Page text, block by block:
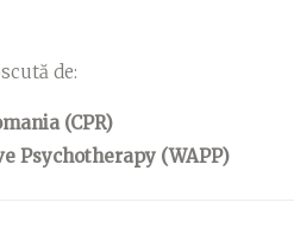
de:
(CPR)
Psychotherapy (WAPP)